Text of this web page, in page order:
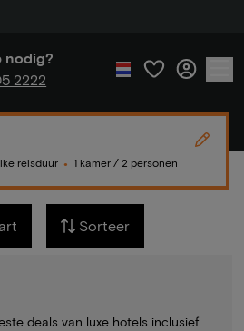
nodig?
2222
reisduur ● 1 kamer / 2 personen
Sorteer
deals van luxe hotels inclusief